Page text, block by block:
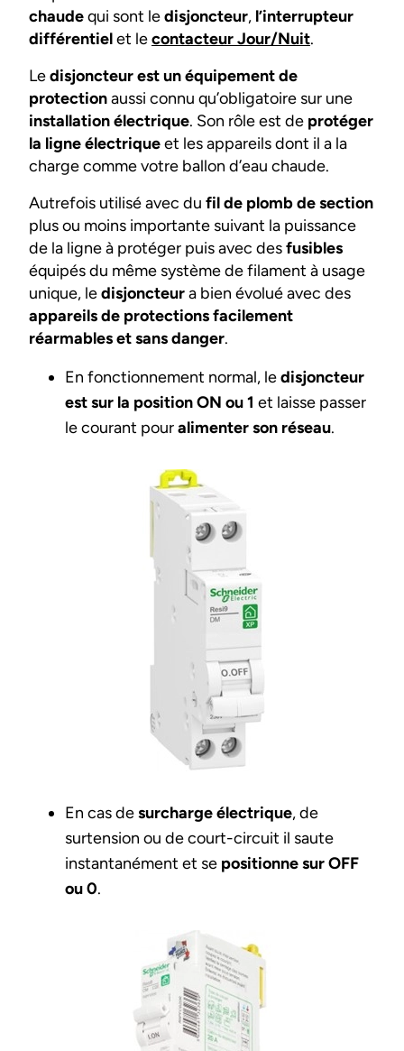
chaudequi sont ledisjoncteur, l’interrupteur
différentielet lecontacteur Jour/Nuit.
Ledisjoncteur est un équipement de
protectionaussi connu qu’obligatoire sur une
installation électrique. Son rôle est de protéger
la ligne électriqueet les appareils dont il a la
charge comme votre ballon d’eau chaude.
Autrefois utilisé avec du fil de plomb de section
plus ou moins importante suivant la puissance
de la ligne à protéger puis avec desfusibles
équipés du même système de filament à usage
unique, ledisjoncteura bien évolué avec des
appareils de protections facilement
réarmables et sans danger.
En fonctionnement normal, ledisjoncteur
est sur la position ON ou 1 et laisse passer
le courant pouralimenter son réseau.
En cas desurcharge électrique, de
surtension ou de court-circuit il saute
instantanément et se positionne sur OFF
ou 0.